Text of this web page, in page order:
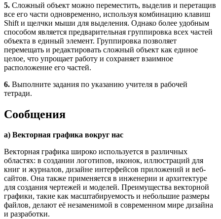
5. Сложный объект можно переместить, выделив и перетащив
все его части одновременно, используя комбинацию клавиш
Shift и щелчки мыши для выделения. Однако более удобным
способом является предварительная группировка всех частей
объекта в единый элемент. Группировка позволяет
перемещать и редактировать сложный объект как единое
целое, что упрощает работу и сохраняет взаимное
расположение его частей.
6. Выполните задания по указанию учителя в рабочей
тетради.
Сообщения
а) Векторная графика вокруг нас
Векторная графика широко используется в различных
областях: в создании логотипов, иконок, иллюстраций для
книг и журналов, дизайне интерфейсов приложений и веб-
сайтов. Она также применяется в инженерии и архитектуре
для создания чертежей и моделей. Преимущества векторной
графики, такие как масштабируемость и небольшие размеры
файлов, делают её незаменимой в современном мире дизайна
и разработки.